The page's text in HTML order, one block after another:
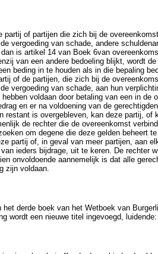
partij of partijen die zich bij de
vergoeding van schade, andere
is artikel 14 van Boek 6van
van een andere bedoeling blijkt, wordt
beding in te houden als in die bepaling
of de partijen, die zich bij de
vergoeding van schade, aan hun
voldaan door betaling van een in de
en er na voldoening van de
restant is overgebleven, kan deze partij, of
de rechter die de overeenkomst
om degene die deze gelden beheert
partij of, in geval van meer partijen, aan
ieders bijdrage, uit te keren. De rechter
onvoldoende aannemelijk is dat alle
zijn voldaan.
het derde boek van het Wetboek van
wordt een nieuwe titel ingevoegd, luidende: